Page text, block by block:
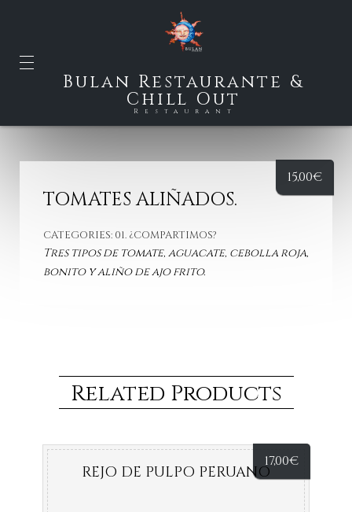
Bulan Restaurante &
Chill Out
Restaurant
TOMATES ALIÑADOS.
CATEGORIES: 01. ¿COMPARTIMOS?
Tres tipos de tomate, aguacate, cebolla roja,
bonito y aliño de ajo frito.
15,00€
Related Products
17,00€
REJO DE PULPO PERUANO